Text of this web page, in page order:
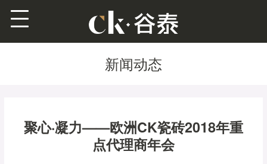
新闻动态
聚心·凝力——欧洲CK瓷砖2018年重
点代理商年会